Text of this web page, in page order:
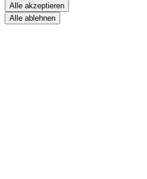
Alle akzeptieren
Alle ablehnen